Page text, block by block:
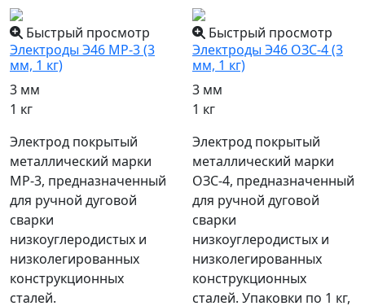
Быстрый просмотр
Электроды Э46 МР-3 (3
мм, 1 кг)
3 мм
1 кг
Электрод покрытый
металлический марки
МР-3, предназначенный
для ручной дуговой
сварки
низкоуглеродистых и
низколегированных
конструкционных
сталей.
Быстрый просмотр
Электроды Э46 ОЗС-4 (3
мм, 1 кг)
3 мм
1 кг
Электрод покрытый
металлический марки
ОЗС-4, предназначенный
для ручной дуговой
сварки
низкоуглеродистых и
низколегированных
конструкционных
сталей. Упаковки по 1 кг,